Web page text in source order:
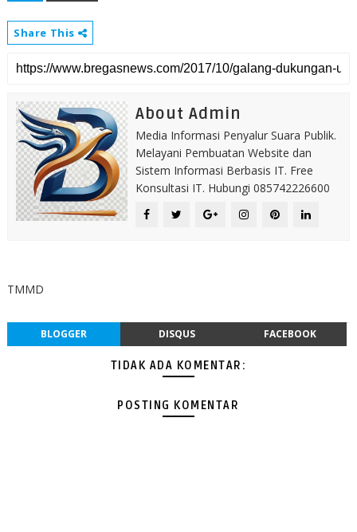
Share This
About Admin
Media Informasi Penyalur Suara Publik.
Melayani Pembuatan Website dan
Sistem Informasi Berbasis IT. Free
Konsultasi IT. Hubungi 085742226600
TMMD
BLOGGER DISQUS FACEBOOK
TIDAK ADA KOMENTAR:
POSTING KOMENTAR